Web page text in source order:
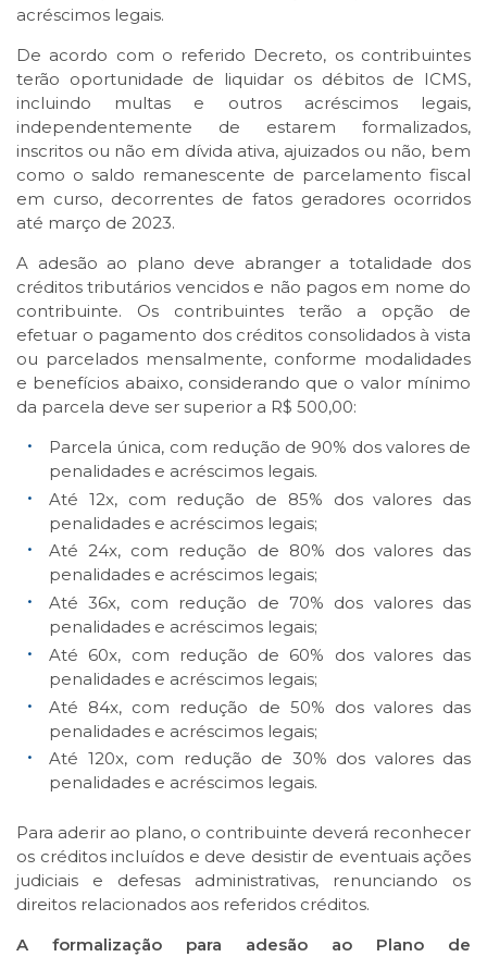
acréscimos legais.
De acordo com o referido Decreto, os contribuintes
terão oportunidade de liquidar os débitos de ICMS,
incluindo multas e outros acréscimos legais,
independentemente de estarem formalizados,
inscritos ou não em dívida ativa, ajuizados ou não, bem
como o saldo remanescente de parcelamento fiscal
em curso, decorrentes de fatos geradores ocorridos
até março de 2023.
A adesão ao plano deve abranger a totalidade dos
créditos tributários vencidos e não pagos em nome do
contribuinte. Os contribuintes terão a opção de
efetuar o pagamento dos créditos consolidados à vista
ou parcelados mensalmente, conforme modalidades
e benefícios abaixo, considerando que o valor mínimo
da parcela deve ser superior a R$ 500,00:
Parcela única, com redução de 90% dos valores de
penalidades e acréscimos legais.
Até 12x, com redução de 85% dos valores das
penalidades e acréscimos legais;
Até 24x, com redução de 80% dos valores das
penalidades e acréscimos legais;
Até 36x, com redução de 70% dos valores das
penalidades e acréscimos legais;
Até 60x, com redução de 60% dos valores das
penalidades e acréscimos legais;
Até 84x, com redução de 50% dos valores das
penalidades e acréscimos legais;
Até 120x, com redução de 30% dos valores das
penalidades e acréscimos legais.
Para aderir ao plano, o contribuinte deverá reconhecer
os créditos incluídos e deve desistir de eventuais ações
judiciais e defesas administrativas, renunciando os
direitos relacionados aos referidos créditos.
A formalização para adesão ao Plano de